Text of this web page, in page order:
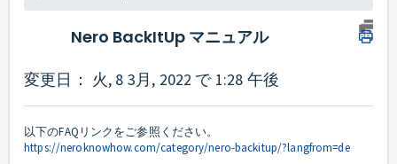
Nero BackItUp マニュアル
変更日： 火, 8 3月, 2022 で 1:28 午後
以下のFAQリンクをご参照ください。
https://neroknowhow.com/category/nero-backitup/?langfrom=de